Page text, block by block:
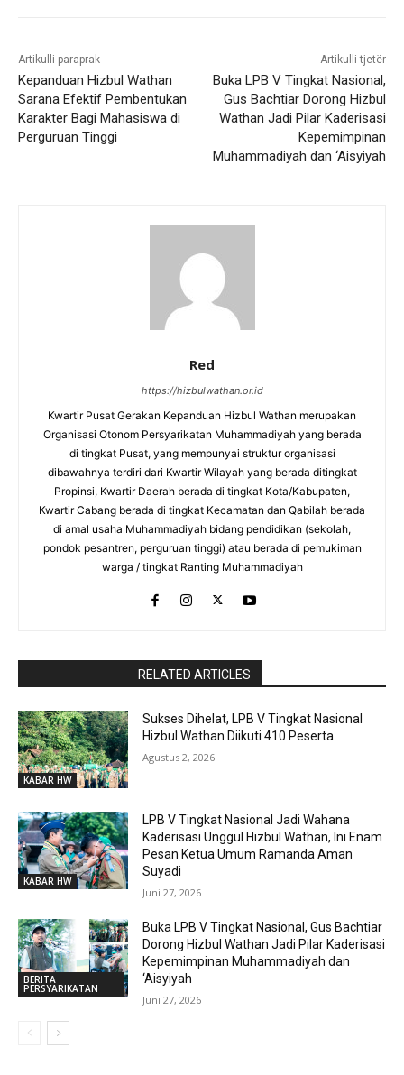
Artikulli paraprak
Kepanduan Hizbul Wathan
Sarana Efektif Pembentukan
Karakter Bagi Mahasiswa di
Perguruan Tinggi
Artikulli tjetër
Buka LPB V Tingkat Nasional,
Gus Bachtiar Dorong Hizbul
Wathan Jadi Pilar Kaderisasi
Kepemimpinan
Muhammadiyah dan ‘Aisyiyah
Red
https://hizbulwathan.or.id
Kwartir Pusat Gerakan Kepanduan Hizbul Wathan merupakan
Organisasi Otonom Persyarikatan Muhammadiyah yang berada
di tingkat Pusat, yang mempunyai struktur organisasi
dibawahnya terdiri dari Kwartir Wilayah yang berada ditingkat
Propinsi, Kwartir Daerah berada di tingkat Kota/Kabupaten,
Kwartir Cabang berada di tingkat Kecamatan dan Qabilah berada
di amal usaha Muhammadiyah bidang pendidikan (sekolah,
pondok pesantren, perguruan tinggi) atau berada di pemukiman
warga / tingkat Ranting Muhammadiyah
RELATED ARTICLES
KABAR HW
Sukses Dihelat, LPB V Tingkat Nasional
Hizbul Wathan Diikuti 410 Peserta
Agustus 2, 2026
KABAR HW
LPB V Tingkat Nasional Jadi Wahana
Kaderisasi Unggul Hizbul Wathan, Ini Enam
Pesan Ketua Umum Ramanda Aman
Suyadi
Juni 27, 2026
BERITA
PERSYARIKATAN
Buka LPB V Tingkat Nasional, Gus Bachtiar
Dorong Hizbul Wathan Jadi Pilar Kaderisasi
Kepemimpinan Muhammadiyah dan
‘Aisyiyah
Juni 27, 2026